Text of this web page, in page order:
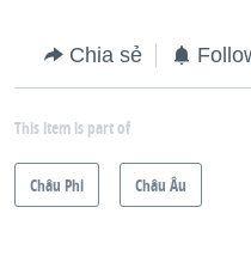
Chia sẻ
This item is part of
Châu Phi Châu Âu